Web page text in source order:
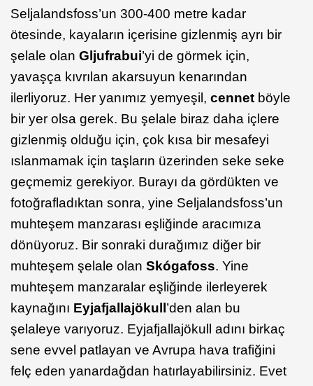
Seljalandsfoss’un 300-400 metre kadar
ötesinde, kayaların içerisine gizlenmiş ayrı bir
şelale olan Gljufrabui’yi de görmek için,
yavaşça kıvrılan akarsuyun kenarından
ilerliyoruz. Her yanımız yemyeşil, cennet böyle
bir yer olsa gerek. Bu şelale biraz daha içlere
gizlenmiş olduğu için, çok kısa bir mesafeyi
ıslanmamak için taşların üzerinden seke seke
geçmemiz gerekiyor. Burayı da gördükten ve
fotoğrafladıktan sonra, yine Seljalandsfoss’un
muhteşem manzarası eşliğinde aracımıza
dönüyoruz. Bir sonraki durağımız diğer bir
muhteşem şelale olan Skógafoss. Yine
muhteşem manzaralar eşliğinde ilerleyerek
kaynağını Eyjafjallajökull’den alan bu
şelaleye varıyoruz. Eyjafjallajökull adını birkaç
sene evvel patlayan ve Avrupa hava trafiğini
felç eden yanardağdan hatırlayabilirsiniz. Evet